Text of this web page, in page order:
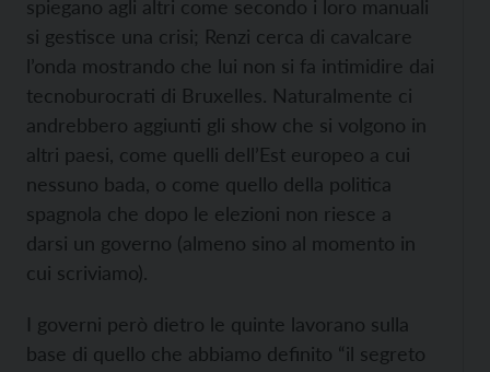
spiegano agli altri come secondo i loro manuali
si gestisce una crisi; Renzi cerca di cavalcare
l’onda mostrando che lui non si fa intimidire dai
tecnoburocrati di Bruxelles. Naturalmente ci
andrebbero aggiunti gli show che si volgono in
altri paesi, come quelli dell’Est europeo a cui
nessuno bada, o come quello della politica
spagnola che dopo le elezioni non riesce a
darsi un governo (almeno sino al momento in
cui scriviamo).
I governi però dietro le quinte lavorano sulla
base di quello che abbiamo definito “il segreto